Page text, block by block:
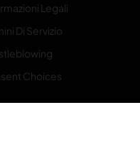
Legali
Di Servizio
Choices